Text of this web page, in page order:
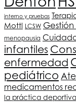
interno y pruebas
Mottl LCSW
menopausia
infantiles
enfermedad
pediátrico
medicamentos
la práctica deportiva